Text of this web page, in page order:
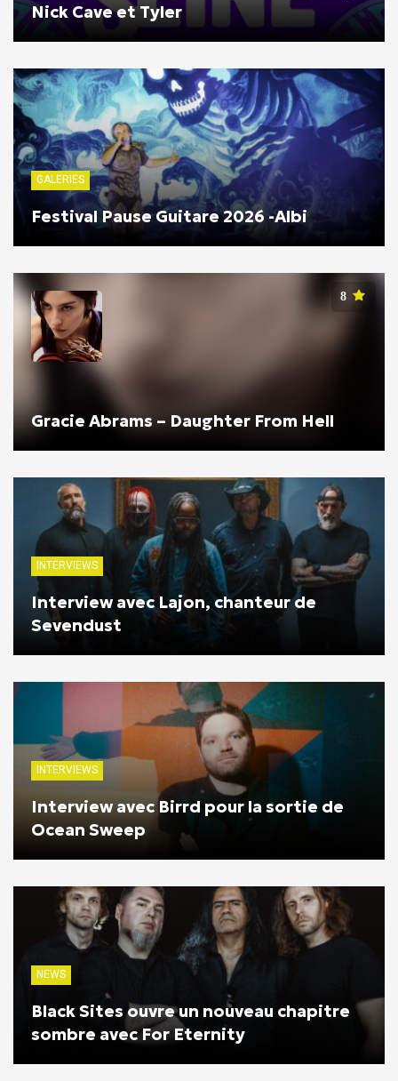
Nick Cave et Tyler
GALERIES
Festival Pause Guitare 2026 -Albi
8
Gracie Abrams – Daughter From Hell
INTERVIEWS
Interview avec Lajon, chanteur de
Sevendust
INTERVIEWS
Interview avec Birrd pour la sortie de
Ocean Sweep
NEWS
Black Sites ouvre un nouveau chapitre
sombre avec For Eternity